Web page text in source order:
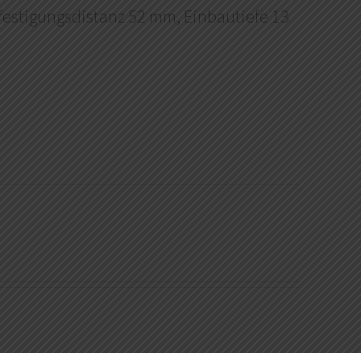
52 mm, Einbautiefe 13